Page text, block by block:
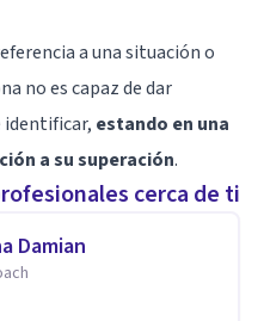
a una situación o
no es capaz de dar
identificar, estando en una
a su superación.
cerca de ti
Damian